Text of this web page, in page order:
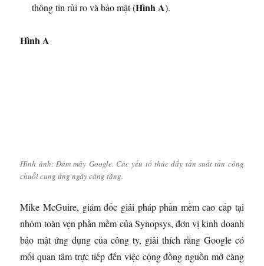
thông tin rủi ro và bảo mật (Hình A).
Hình A
Hình ảnh: Đám mây Google. Các yếu tố thúc đẩy tần suất tấn công
chuỗi cung ứng ngày càng tăng.
Mike McGuire, giám đốc giải pháp phần mềm cao cấp tại
nhóm toàn vẹn phần mềm của Synopsys, đơn vị kinh doanh
bảo mật ứng dụng của công ty, giải thích rằng Google có
mối quan tâm trực tiếp đến việc cộng đồng nguồn mở càng